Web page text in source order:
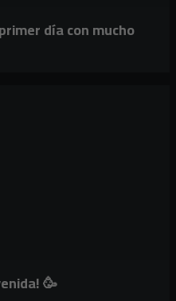
día con mucho
🥳